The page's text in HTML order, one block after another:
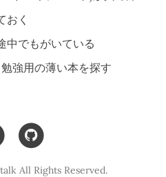
おく
中でもがいている
強用の薄い本を探す
All Rights Reserved.